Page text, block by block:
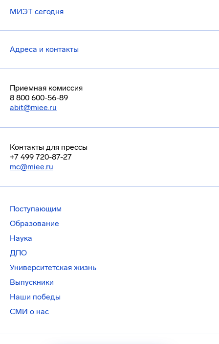
МИЭТ сегодня
Адреса и контакты
Приемная комиссия
8 800 600-56-89
abit@miee.ru
Контакты для прессы
+7 499 720-87-27
mc@miee.ru
Поступающим
Образование
Наука
ДПО
Университетская жизнь
Выпускники
Наши победы
СМИ о нас